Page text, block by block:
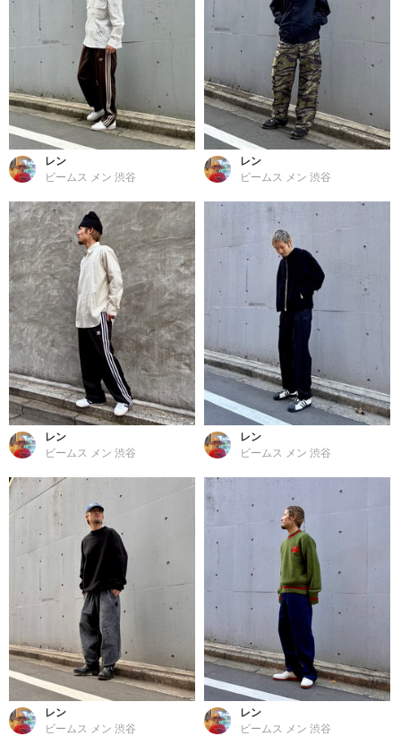
レン
ビームス メン 渋谷
レン
ビームス メン 渋谷
レン
ビームス メン 渋谷
レン
ビームス メン 渋谷
レン
ビームス メン 渋谷
レン
ビームス メン 渋谷